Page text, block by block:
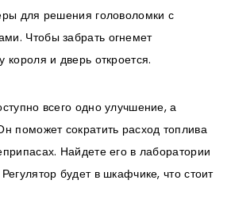
для решения головоломки с
Чтобы забрать огнемет
короля и дверь откроется.
всего одно улучшение, а
поможет сократить расход топлива
Найдете его в лаборатории
будет в шкафчике, что стоит